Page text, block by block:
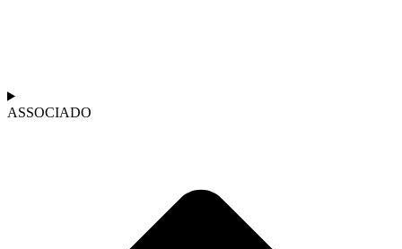
ASSOCIADO